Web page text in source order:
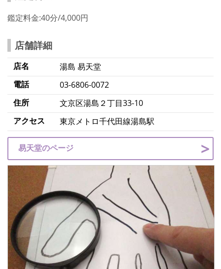
鑑定料金:40分/4,000円
店舗詳細
店名
湯島 易天堂
電話
03-6806-0072
住所
文京区湯島２丁目33-10
アクセス
東京メトロ千代田線湯島駅
易天堂のページ